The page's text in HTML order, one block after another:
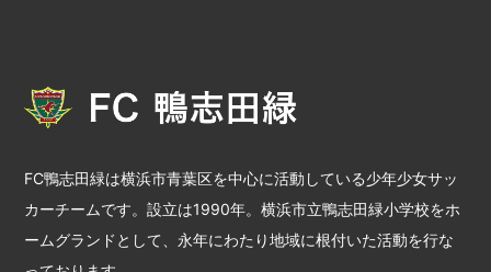
FC鴨志田緑は横浜市青葉区を中心に活動している少年少女サッ
カーチームです。設立は1990年。横浜市立鴨志田緑小学校をホ
ームグランドとして、永年にわたり地域に根付いた活動を行な